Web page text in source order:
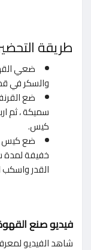
طريقة
ضعي
والسكر في
ضع
سميكة ، ثم
كيس.
ضع كيس
خفيفة لمدة
القدر
فيديو صنع
شاهد الفيديو